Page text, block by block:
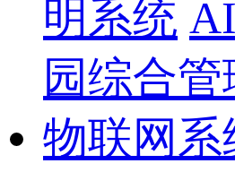
明系统
园综合
物联网系